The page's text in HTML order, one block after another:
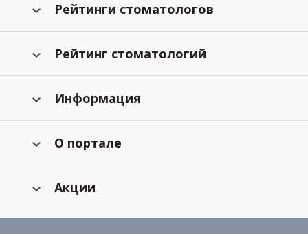
Рейтинги стоматологов
Рейтинг стоматологий
Информация
О портале
Акции